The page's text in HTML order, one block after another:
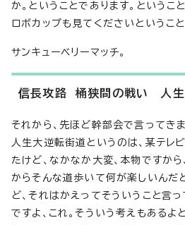
か。ということであります。というこ
ロボカップも見てくださいというこ
サンキューベリーマッチ。
信長攻路 桶狭間の戦い 人生
それから、先ほど幹部会で言ってき
人生大逆転街道というのは、某テレ
たけど、なかなか大変、本物ですから
からそんな道歩いて何が楽しいんだ
ど、それはかえってそういうこと言
ですよ、これ。そういう考えもあるよ